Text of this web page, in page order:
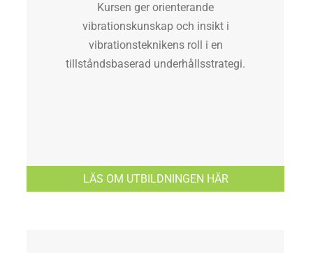
Kursen ger orienterande
vibrationskunskap och insikt i
vibrationsteknikens roll i en
tillståndsbaserad underhållsstrategi.
LÄS OM UTBILDNINGEN HÄR